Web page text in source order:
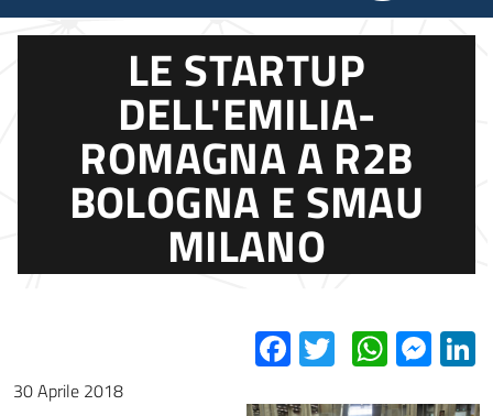
LE STARTUP
DELL'EMILIA-
ROMAGNA A R2B
BOLOGNA E SMAU
MILANO
Facebook
Twitter
30 Aprile 2018